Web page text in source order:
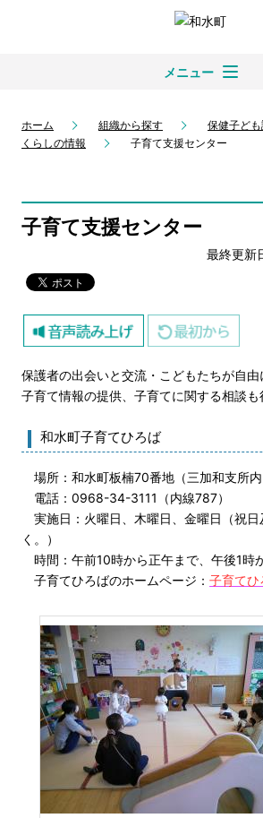
メニュー
ホーム 組織から探す
保健子ど
くらしの情報
子育て支援センター
子育て支援センター
最終更新
保護者の出会いと交流・こどもたちが自由
子育て情報の提供、子育てに関する相談も
和水町子育てひろば
場所：和水町板楠70番地（三加和支所内
電話：0968-34-3111（内線787）
実施日：火曜日、木曜日、金曜日（祝日
く。）
時間：午前10時から正午まで、午後1時
子育てひろばのホームページ： 子育てひ